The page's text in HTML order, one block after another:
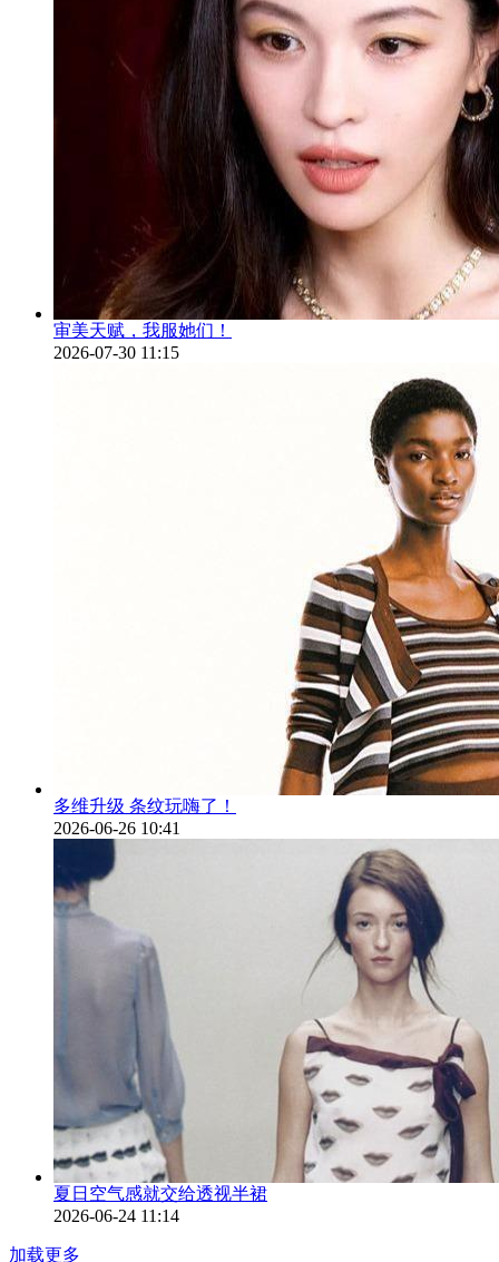
审美天赋，我服她们！
2026-07-30 11:15
多维升级 条纹玩嗨了！
2026-06-26 10:41
夏日空气感就交给透视半裙
2026-06-24 11:14
加载更多